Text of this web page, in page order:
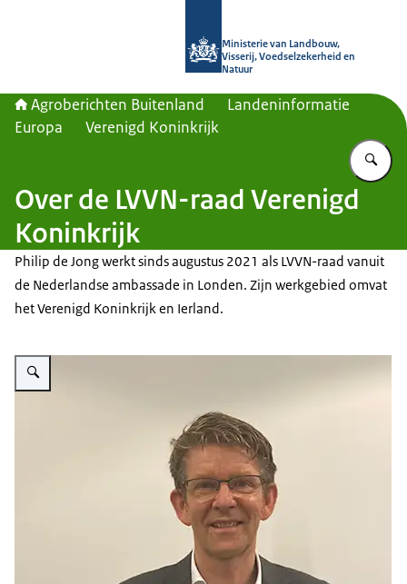
Ministerie van Landbouw,
Visserij, Voedselzekerheid en
Natuur
Agroberichten Buitenland
Landeninformatie
Europa
Verenigd Koninkrijk
Over de LVVN-raad Verenigd
Koninkrijk
Philip de Jong werkt sinds augustus 2021 als LVVN-raad vanuit
de Nederlandse ambassade in Londen. Zijn werkgebied omvat
het Verenigd Koninkrijk en Ierland.
Vergroot afbeelding Philip de Jong